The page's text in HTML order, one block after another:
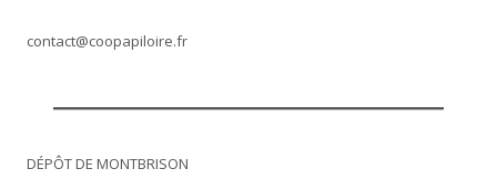
contact@coopapiloire.fr
DÉPÔT DE MONTBRISON